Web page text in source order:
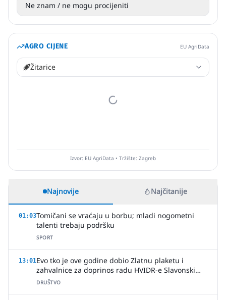
Ne znam / ne mogu procijeniti
AGRO CIJENE EU AgriData
Žitarice
Izvor: EU AgriData • Tržište: Zagreb
Najnovije Najčitanije
01:03Tomičani se vraćaju u borbu; mladi nogometni
talenti trebaju podršku
SPORT
13:01Evo tko je ove godine dobio Zlatnu plaketu i
zahvalnice za doprinos radu HVIDR-e Slavonski
Brod
DRUŠTVO